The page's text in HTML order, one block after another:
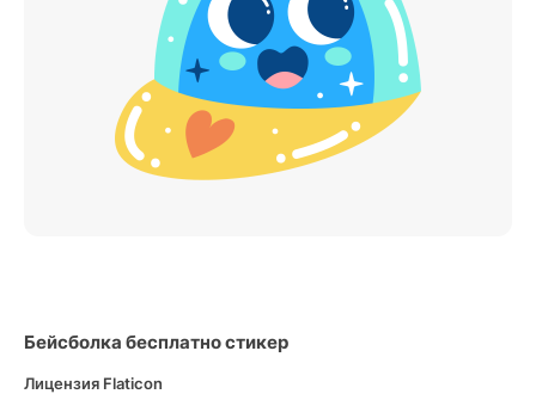
Бейсболка бесплатно стикер
Лицензия Flaticon